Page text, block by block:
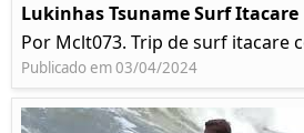
Lukinhas Tsuname Surf Itacare
Por Mclt073. Trip de surf itacare
Publicado em 03/04/2024